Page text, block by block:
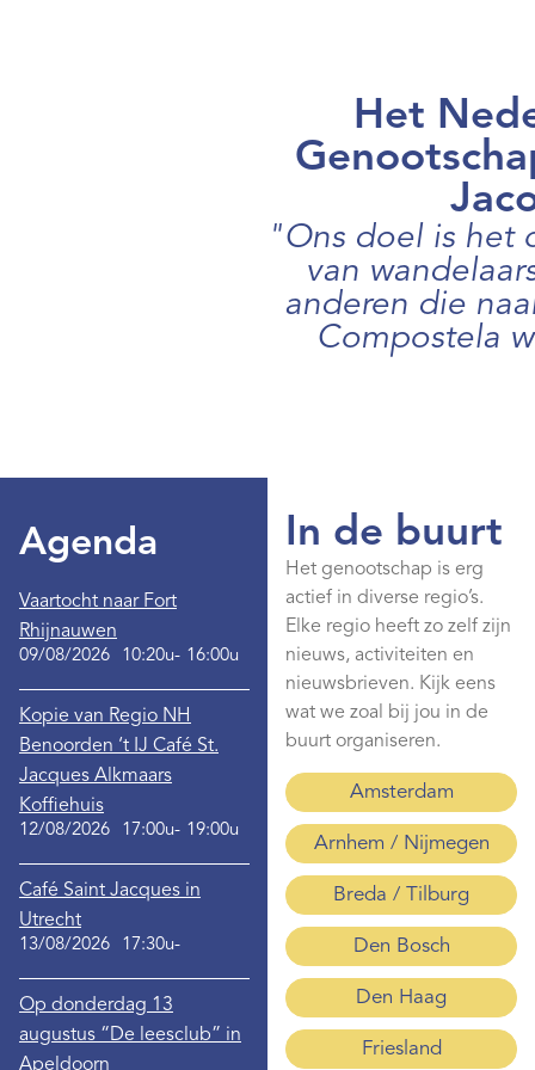
Het
"Ons doel is het
van
anderen die
Compostela
Agenda
Vaartocht naar Fort
Rhijnauwen
09/08/2026 10:20u- 16:00u
Kopie van Regio NH
Benoorden ‘t IJ Café St.
Jacques Alkmaars
Koffiehuis
12/08/2026 17:00u- 19:00u
Café Saint Jacques in
Utrecht
13/08/2026 17:30u-
Op donderdag 13
augustus “De leesclub” in
Apeldoorn
In de buurt
Het genootschap is erg
actief in diverse regio’s.
Elke regio heeft zo zelf zijn
nieuws, activiteiten en
nieuwsbrieven. Kijk eens
wat we zoal bij jou in de
buurt organiseren.
Amsterdam
Arnhem / Nijmegen
Breda / Tilburg
Den Bosch
Den Haag
Friesland